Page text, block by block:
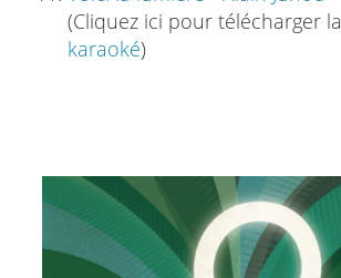
(Cliquez ici pour télécharger la
karaoké)